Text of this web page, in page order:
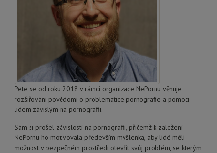
Pete se od roku 2018 v rámci organizace NePornu věnuje
rozšiřování povědomí o problematice pornografie a pomoci
lidem závislým na pornografii.
Sám si prošel závislostí na pornografii, přičemž k založení
NePornu ho motivovala především myšlenka, aby lidé měli
možnost v bezpečném prostředí otevřít svůj problém, se kterým